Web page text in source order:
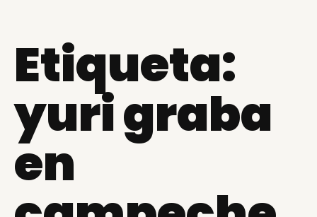
Etiqueta:
yuri graba
en